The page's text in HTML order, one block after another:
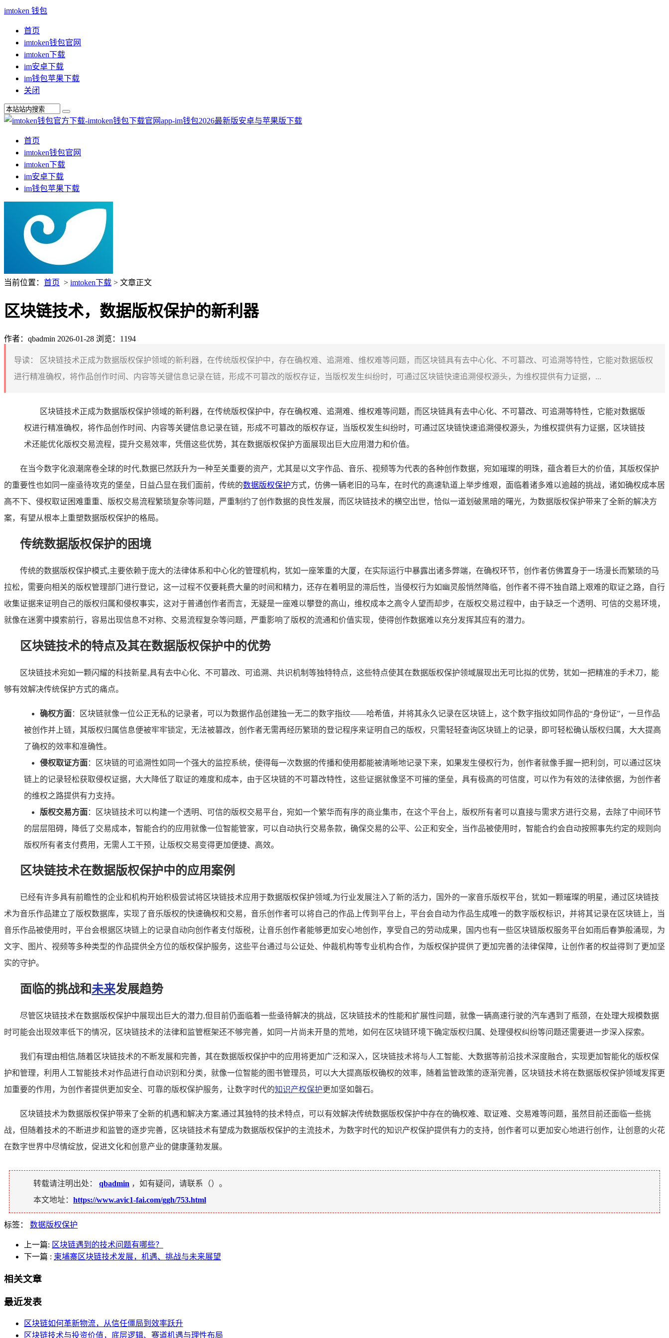
imtoken 钱包
首页
imtoken钱包官网
imtoken下载
im安卓下载
im钱包苹果下载
关闭
首页
imtoken钱包官网
imtoken下载
im安卓下载
im钱包苹果下载
当前位置： 首页 > imtoken下载 > 文章正文
区块链技术，数据版权保护的新利器
作者：qbadmin 2026-01-28 浏览：1194
导读：
区块链技术正成为数据版权保护领域的新利器，在传统版权保护中，存在确权难、追溯难、维权难等问题，而区块链具有去中心化、不可篡改、可追溯等特性，它能对数据版权
进行精准确权，将作品创作时间、内容等关键信息记录在链，形成不可篡改的版权存证，当版权发生纠纷时，可通过区块链快速追溯侵权源头，为维权提供有力证据，...
区块链技术正成为数据版权保护领域的新利器，在传统版权保护中，存在确权难、追溯难、维权难等问题，而区块链具有去中心化、不可篡改、可追溯等特性，它能对数据版
权进行精准确权，将作品创作时间、内容等关键信息记录在链，形成不可篡改的版权存证，当版权发生纠纷时，可通过区块链快速追溯侵权源头，为维权提供有力证据，区块链技
术还能优化版权交易流程，提升交易效率，凭借这些优势，其在数据版权保护方面展现出巨大应用潜力和价值。
在当今数字化浪潮席卷全球的时代,数据已然跃升为一种至关重要的资产，尤其是以文字作品、音乐、视频等为代表的各种创作数据，宛如璀璨的明珠，蕴含着巨大的价值，其版权保护
的重要性也如同一座亟待攻克的堡垒，日益凸显在我们面前，传统的数据版权保护方式，仿佛一辆老旧的马车，在时代的高速轨道上举步维艰，面临着诸多难以逾越的挑战，诸如确权成本居
高不下、侵权取证困难重重、版权交易流程繁琐复杂等问题，严重制约了创作数据的良性发展，而区块链技术的横空出世，恰似一道划破黑暗的曙光，为数据版权保护带来了全新的解决方
案，有望从根本上重塑数据版权保护的格局。
传统数据版权保护的困境
传统的数据版权保护模式,主要依赖于庞大的法律体系和中心化的管理机构，犹如一座笨重的大厦，在实际运行中暴露出诸多弊端，在确权环节，创作者仿佛置身于一场漫长而繁琐的马
拉松，需要向相关的版权管理部门进行登记，这一过程不仅要耗费大量的时间和精力，还存在着明显的滞后性，当侵权行为如幽灵般悄然降临，创作者不得不独自踏上艰难的取证之路，自行
收集证据来证明自己的版权归属和侵权事实，这对于普通创作者而言，无疑是一座难以攀登的高山，维权成本之高令人望而却步，在版权交易过程中，由于缺乏一个透明、可信的交易环境，
就像在迷雾中摸索前行，容易出现信息不对称、交易流程复杂等问题，严重影响了版权的流通和价值实现，使得创作数据难以充分发挥其应有的潜力。
区块链技术的特点及其在数据版权保护中的优势
区块链技术宛如一颗闪耀的科技新星,具有去中心化、不可篡改、可追溯、共识机制等独特特点，这些特点使其在数据版权保护领域展现出无可比拟的优势，犹如一把精准的手术刀，能
够有效解决传统保护方式的痛点。
确权方面：区块链就像一位公正无私的记录者，可以为数据作品创建独一无二的数字指纹——哈希值，并将其永久记录在区块链上，这个数字指纹如同作品的“身份证”，一旦作品
被创作并上链，其版权归属信息便被牢牢锁定，无法被篡改，创作者无需再经历繁琐的登记程序来证明自己的版权，只需轻轻查询区块链上的记录，即可轻松确认版权归属，大大提高
了确权的效率和准确性。
侵权取证方面：区块链的可追溯性如同一个强大的监控系统，使得每一次数据的传播和使用都能被清晰地记录下来，如果发生侵权行为，创作者就像手握一把利剑，可以通过区块
链上的记录轻松获取侵权证据，大大降低了取证的难度和成本，由于区块链的不可篡改特性，这些证据就像坚不可摧的堡垒，具有极高的可信度，可以作为有效的法律依据，为创作者
的维权之路提供有力支持。
版权交易方面：区块链技术可以构建一个透明、可信的版权交易平台，宛如一个繁华而有序的商业集市，在这个平台上，版权所有者可以直接与需求方进行交易，去除了中间环节
的层层阻碍，降低了交易成本，智能合约的应用就像一位智能管家，可以自动执行交易条款，确保交易的公平、公正和安全，当作品被使用时，智能合约会自动按照事先约定的规则向
版权所有者支付费用，无需人工干预，让版权交易变得更加便捷、高效。
区块链技术在数据版权保护中的应用案例
已经有许多具有前瞻性的企业和机构开始积极尝试将区块链技术应用于数据版权保护领域,为行业发展注入了新的活力，国外的一家音乐版权平台，犹如一颗璀璨的明星，通过区块链技
术为音乐作品建立了版权数据库，实现了音乐版权的快速确权和交易，音乐创作者可以将自己的作品上传到平台上，平台会自动为作品生成唯一的数字版权标识，并将其记录在区块链上，当
音乐作品被使用时，平台会根据区块链上的记录自动向创作者支付版税，让音乐创作者能够更加安心地创作，享受自己的劳动成果，国内也有一些区块链版权服务平台如雨后春笋般涌现，为
文字、图片、视频等多种类型的作品提供全方位的版权保护服务，这些平台通过与公证处、仲裁机构等专业机构合作，为版权保护提供了更加完善的法律保障，让创作者的权益得到了更加坚
实的守护。
面临的挑战和未来发展趋势
尽管区块链技术在数据版权保护中展现出巨大的潜力,但目前仍面临着一些亟待解决的挑战，区块链技术的性能和扩展性问题，就像一辆高速行驶的汽车遇到了瓶颈，在处理大规模数据
时可能会出现效率低下的情况，区块链技术的法律和监管框架还不够完善，如同一片尚未开垦的荒地，如何在区块链环境下确定版权归属、处理侵权纠纷等问题还需要进一步深入探索。
我们有理由相信,随着区块链技术的不断发展和完善，其在数据版权保护中的应用将更加广泛和深入，区块链技术将与人工智能、大数据等前沿技术深度融合，实现更加智能化的版权保
护和管理，利用人工智能技术对作品进行自动识别和分类，就像一位智能的图书管理员，可以大大提高版权确权的效率，随着监管政策的逐渐完善，区块链技术将在数据版权保护领域发挥更
加重要的作用，为创作者提供更加安全、可靠的版权保护服务，让数字时代的知识产权保护更加坚如磐石。
区块链技术为数据版权保护带来了全新的机遇和解决方案,通过其独特的技术特点，可以有效解决传统数据版权保护中存在的确权难、取证难、交易难等问题，虽然目前还面临一些挑
战，但随着技术的不断进步和监管的逐步完善，区块链技术有望成为数据版权保护的主流技术，为数字时代的知识产权保护提供有力的支持，创作者可以更加安心地进行创作，让创意的火花
在数字世界中尽情绽放，促进文化和创意产业的健康蓬勃发展。
转载请注明出处： qbadmin ，如有疑问，请联系（）。
本文地址： https://www.avic1-fai.com/ggh/753.html
标签： 数据版权保护
上一篇: 区块链遇到的技术问题有哪些？
下一篇 : 柬埔寨区块链技术发展，机遇、挑战与未来展望
相关文章
最近发表
区块链如何革新物流，从信任僵局到效率跃升
区块链技术与投资价值，底层逻辑、赛道机遇与理性布局